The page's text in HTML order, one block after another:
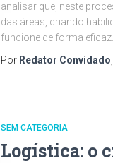
analisar que, neste
das áreas, criando
funcione de forma
Por Redator Convidado
SEM CATEGORIA
Logística: o